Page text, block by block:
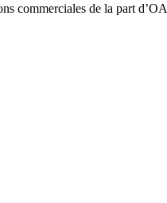
commerciales de la part